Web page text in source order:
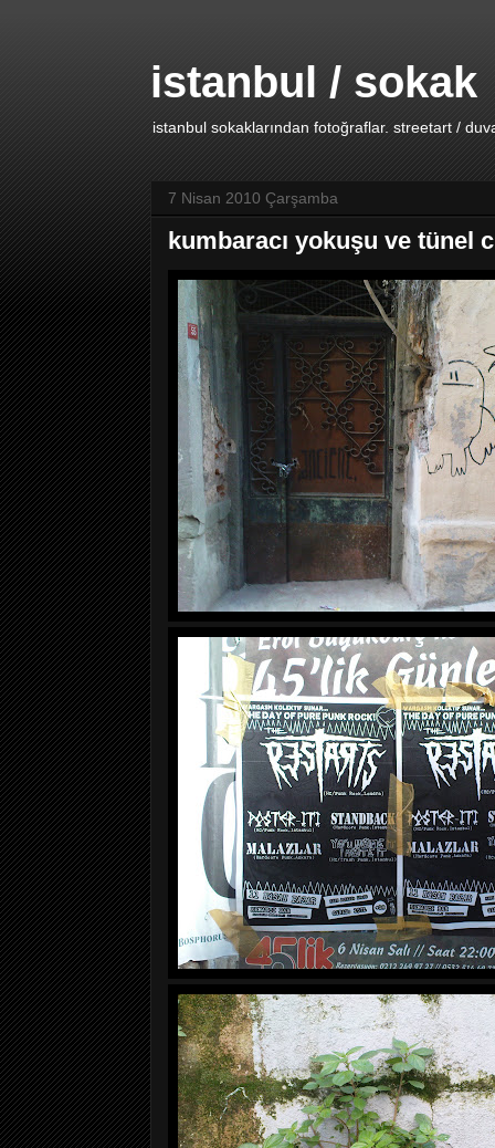
istanbul / sokak
istanbul sokaklarından fotoğraflar. streetart /
7 Nisan 2010 Çarşamba
kumbaracı yokuşu ve tünel